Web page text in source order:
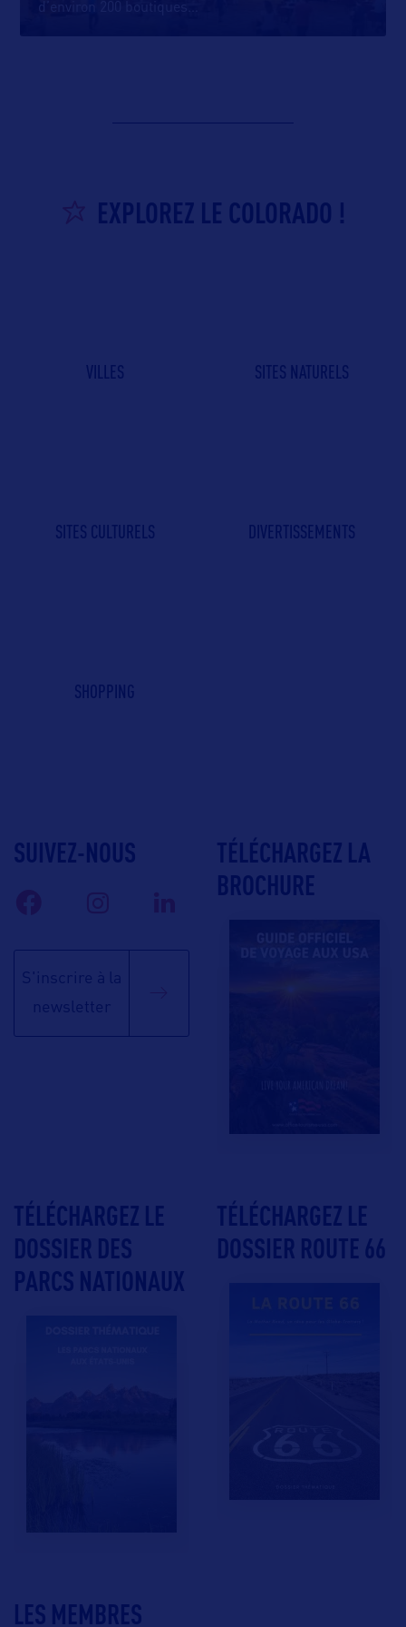
d’environ 200 boutiques
EXPLOREZ LE COLORADO !
VILLES SITES NATURELS
SITES CULTURELS DIVERTISSEMENTS
SHOPPING
LES MEMBRES
SUIVEZ-NOUS
S'inscrire à la
newsletter
TÉLÉCHARGEZ LA
BROCHURE
TÉLÉCHARGEZ LE
DOSSIER DES
PARCS NATIONAUX
TÉLÉCHARGEZ LE
DOSSIER ROUTE 66